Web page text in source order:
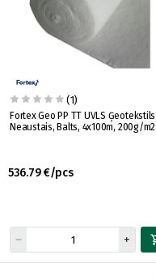
(1)
Fortex Geo PP TT UVLS Ģeotekstils
Neaustais, Balts, 4x100m, 200g/m2
536.79 €/pcs